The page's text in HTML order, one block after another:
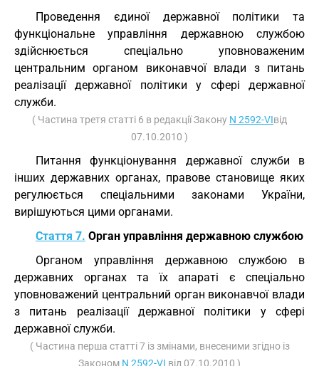
Проведення єдиної державної політики та
функціональне управління державною службою
здійснюється спеціально уповноваженим
центральним органом виконавчої влади з питань
реалізації державної політики у сфері державної
служби.
( Частина третя статті 6 в редакції Закону N 2592-VIвід
07.10.2010 )
Питання функціонування державної служби в
інших державних органах, правове становище яких
регулюється спеціальними законами України,
вирішуються цими органами.
Стаття 7. Орган управління державною службою
Органом управління державною службою в
державних органах та їх апараті є спеціально
уповноважений центральний орган виконавчої влади
з питань реалізації державної політики у сфері
державної служби.
( Частина перша статті 7 із змінами, внесеними згідно із
Законом N 2592-VI від 07.10.2010 )